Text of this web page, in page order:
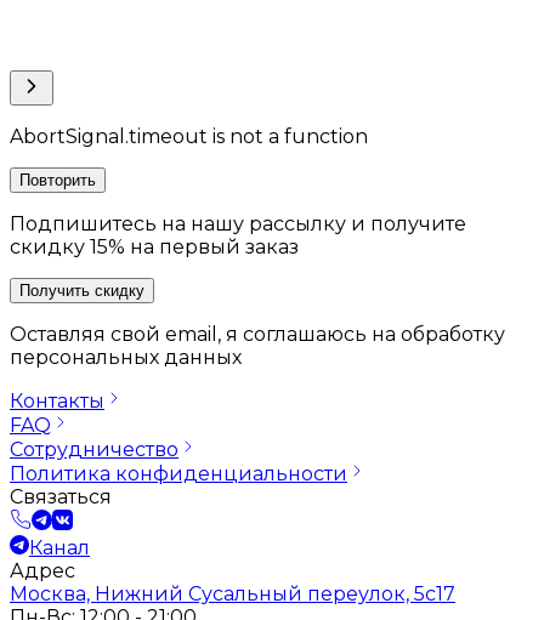
AbortSignal.timeout is not a function
Повторить
Подпишитесь на нашу рассылку и получите
скидку 15% на первый заказ
Получить скидку
Оставляя свой email, я соглашаюсь на обработку
персональных данных
Контакты
FAQ
Сотрудничество
Политика конфиденциальности
Связаться
Канал
Адрес
Москва, Нижний Сусальный переулок, 5с17